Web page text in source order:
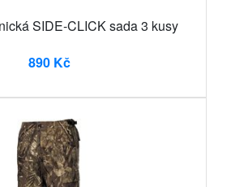
SIDE-CLICK sada 3 kusy
890 Kč